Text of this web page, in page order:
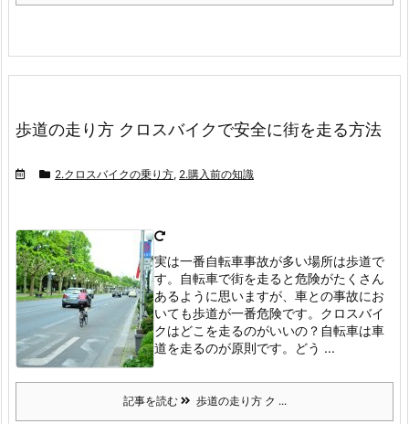
歩道の走り方 クロスバイクで安全に街を走る方法
2.クロスバイクの乗り方, 2.購入前の知識
実は一番自転車事故が多い場所は歩道で
す。
自転車で街を走ると危険がたくさん
あるように思いますが、車との事故にお
いても歩道が一番危険です。 クロスバイ
クはどこを走るのがいいの？ 自転車は車
道を走るのが原則です。
どう ...
記事を読む 歩道の走り方 ク ...